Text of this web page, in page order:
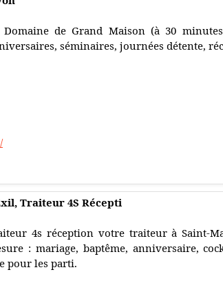
Domaine de Grand Maison (à 30
séminaires, journées détente,
Traiteur 4S Récepti
4s réception votre traiteur à Saint-
: mariage, baptême, anniversaire,
pour les parti.